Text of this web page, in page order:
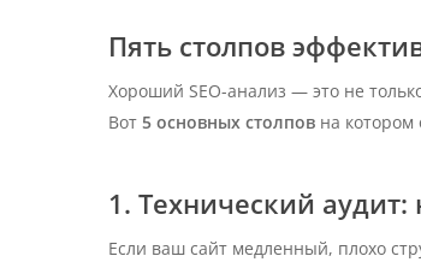
Пять столпов
Хороший SEO-анализ — это не
Вот 5 основных столпов на котором
1. Технический
Если ваш сайт медленный, плохо